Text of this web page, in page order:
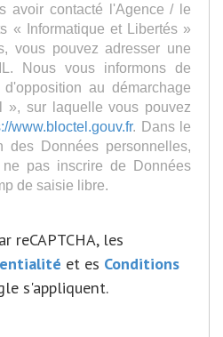
avoir contacté l'Agence / le
« Informatique et Libertés »
vous pouvez adresser une
Nous vous informons de
au démarchage
», sur laquelle vous pouvez
www.bloctel.gouv.fr. Dans le
des Données personnelles,
pas inscrire de Données
de saisie libre.
reCAPTCHA, les
et es Conditions
s'appliquent.